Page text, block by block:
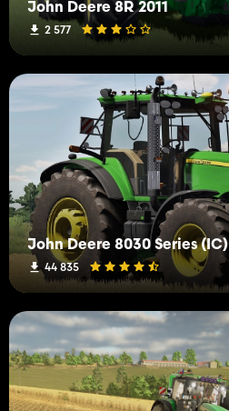
John Deere 8R 2011
2 577
John Deere 8030 Series (IC)
44 835